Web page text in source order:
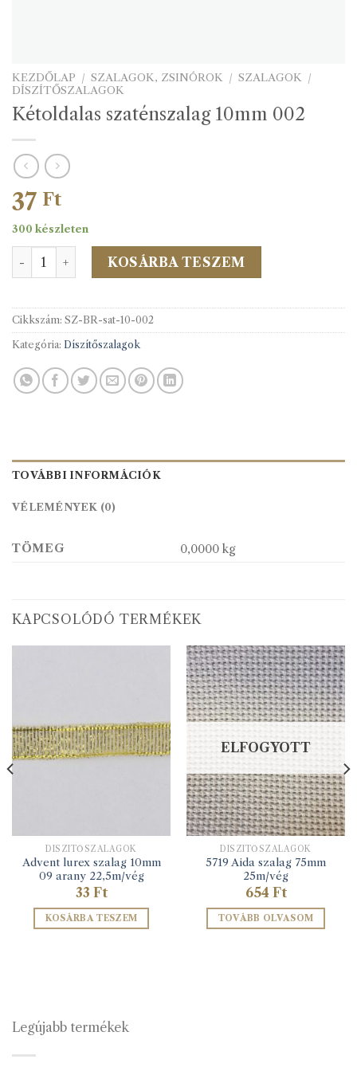
KEZDŐLAP / SZALAGOK, ZSINÓROK / SZALAGOK /
DÍSZÍTŐSZALAGOK
Kétoldalas szaténszalag 10mm 002
37 Ft
300 készleten
Kétoldalas szaténszalag 10mm 002 mennyiség
KOSÁRBA TESZEM
Cikkszám: SZ-BR-sat-10-002
Kategória: Díszítőszalagok
TOVÁBBI INFORMÁCIÓK
VÉLEMÉNYEK (0)
TÖMEG 0,0000 kg
KAPCSOLÓDÓ TERMÉKEK
DÍSZÍTŐSZALAGOK
Advent lurex szalag 10mm
09 arany 22,5m/vég
33 Ft
KOSÁRBA TESZEM
ELFOGYOTT
DÍSZÍTŐSZALAGOK
5719 Aida szalag 75mm
25m/vég
654 Ft
TOVÁBB OLVASOM
Legújabb termékek